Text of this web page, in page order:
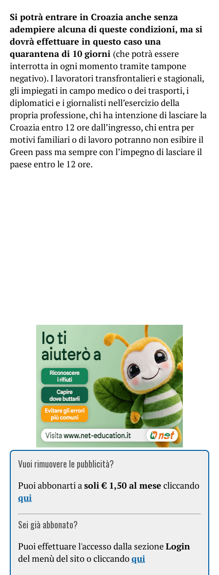
Si potrà entrare in Croazia anche senza
adempiere alcuna di queste condizioni, ma si
dovrà effettuare in questo caso una
quarantena di 10 giorni (che potrà essere
interrotta in ogni momento tramite tampone
negativo). I lavoratori transfrontalieri e stagionali,
gli impiegati in campo medico o dei trasporti, i
diplomatici e i giornalisti nell’esercizio della
propria professione, chi ha intenzione di lasciare la
Croazia entro 12 ore dall’ingresso, chi entra per
motivi familiari o di lavoro potranno non esibire il
Green pass ma sempre con l’impegno di lasciare il
paese entro le 12 ore.
Vuoi rimuovere le pubblicità?
Puoi abbonarti asoli € 1,50 al mese cliccando
qui
Sei già abbonato?
Puoi effettuare l'accesso dalla sezioneLogin
del menù del sito o cliccandoqui